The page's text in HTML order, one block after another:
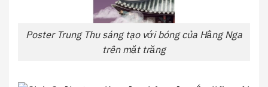
Poster Trung Thu sáng tạo với bóng của Hằng Nga
trên mặt trăng